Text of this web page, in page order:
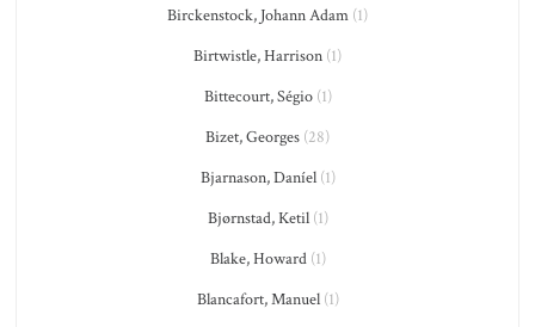
Birckenstock, Johann Adam (1)
Birtwistle, Harrison (1)
Bittecourt, Ségio(1)
Bizet, Georges (28)
Bjarnason, Daníel(1)
Bjørnstad, Ketil(1)
Blake, Howard(1)
Blancafort, Manuel(1)